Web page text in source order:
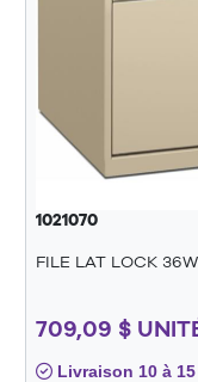
1021070
FILE LAT LOCK
709,09 $
Livraison 10 à